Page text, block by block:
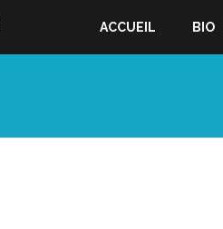
ACCUEIL BIO